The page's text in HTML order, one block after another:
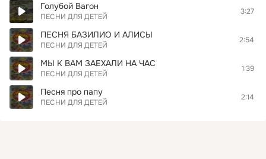
Голубой Вагон
ПЕСНИ ДЛЯ ДЕТЕЙ
3:27
ПЕСНЯ БАЗИЛИО И АЛИСЫ
ПЕСНИ ДЛЯ ДЕТЕЙ
2:54
МЫ К ВАМ ЗАЕХАЛИ НА ЧАС
ПЕСНИ ДЛЯ ДЕТЕЙ
1:39
Песня про папу
ПЕСНИ ДЛЯ ДЕТЕЙ
2:14